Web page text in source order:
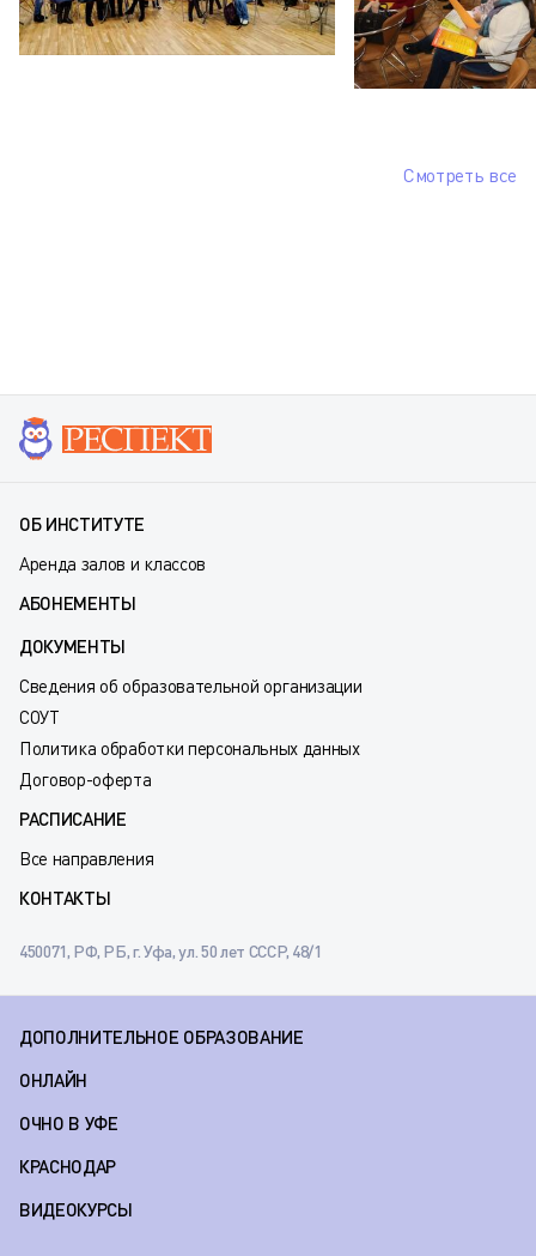
Смотреть все
ОБ ИНСТИТУТЕ
Аренда залов и классов
АБОНЕМЕНТЫ
ДОКУМЕНТЫ
Сведения об образовательной организации
СОУТ
Политика обработки персональных данных
Договор-оферта
РАСПИСАНИЕ
Все направления
КОНТАКТЫ
450071, РФ, РБ, г. Уфа, ул. 50 лет СССР, 48/1
ДОПОЛНИТЕЛЬНОЕ ОБРАЗОВАНИЕ
ОНЛАЙН
ОЧНО В УФЕ
КРАСНОДАР
ВИДЕОКУРСЫ